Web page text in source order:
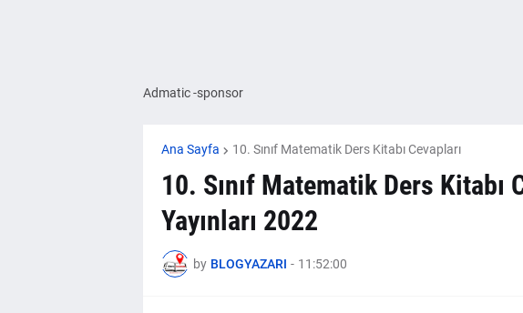
Admatic -sponsor
Ana Sayfa 10. Sınıf Matematik Ders Kitabı Cevapları
10. Sınıf Matematik Ders Kitabı
Yayınları 2022
by BLOGYAZARI - 11:52:00